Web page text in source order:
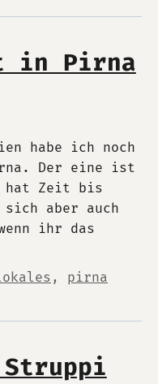
in Pirna
habe ich noch
Der eine ist
hat Zeit bis
sich aber auch
ihr das
, pirna